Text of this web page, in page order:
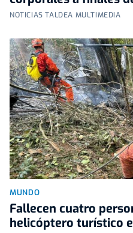
NOTICIAS TALDEA MULTIMEDIA
MUNDO
Fallecen cuatro
helicóptero turístico